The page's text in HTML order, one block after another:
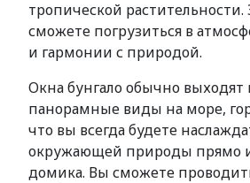
тропической растительности.
сможете погрузиться в
и гармонии с природой.
Окна бунгало обычно
панорамные виды на море,
что вы всегда будете
окружающей природы прямо
домика. Вы сможете